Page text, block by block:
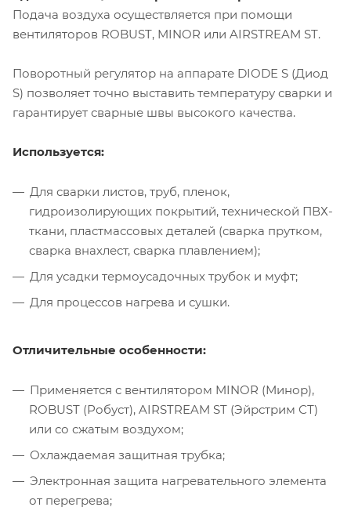
Подача воздуха осуществляется при помощи
вентиляторов ROBUST, MINOR или AIRSTREAM ST.
Поворотный регулятор на аппарате DIODE S (Диод
S) позволяет точно выставить температуру сварки и
гарантирует сварные швы высокого качества.
Используется:
Для сварки листов, труб, пленок,
гидроизолирующих покрытий, технической ПВХ-
ткани, пластмассовых деталей (сварка прутком,
сварка внахлест, сварка плавлением);
Для усадки термоусадочных трубок и муфт;
Для процессов нагрева и сушки.
Отличительные особенности:
Применяется с вентилятором MINOR (Минор),
ROBUST (Робуст), AIRSTREAM ST (Эйрстрим СТ)
или со сжатым воздухом;
Охлаждаемая защитная трубка;
Электронная защита нагревательного элемента
от перегрева;